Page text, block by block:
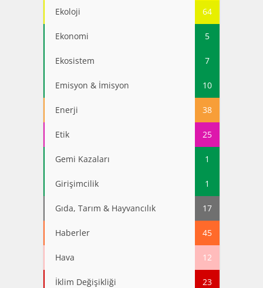
Ekoloji 64
Ekonomi 5
Ekosistem 7
Emisyon & İmisyon 10
Enerji 38
Etik 25
Gemi Kazaları 1
Girişimcilik 1
Gıda, Tarım & Hayvancılık 17
Haberler 45
Hava 12
İklim Değişikliği 23